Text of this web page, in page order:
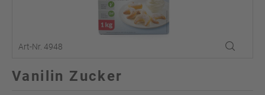
Art-Nr. 4948
Vanilin Zucker